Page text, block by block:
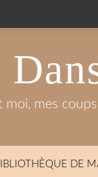
moi, mes
DE